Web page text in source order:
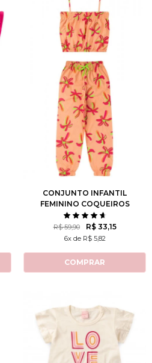
3 4 6
10 12
CONJUNTO INFANTIL
FEMININO COQUEIROS
VIBRANTES
R$ 59,90 R$ 33,15
6x de R$ 5,82
COMPRAR